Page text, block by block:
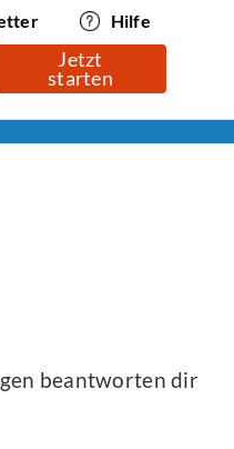
Hilfe
Jetzt
starten
beantworten dir